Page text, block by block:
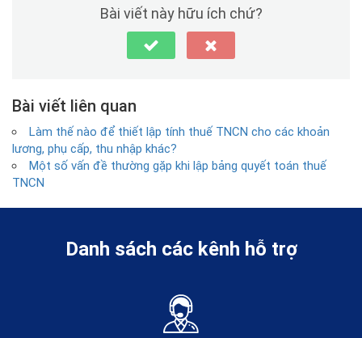
Bài viết này hữu ích chứ?
Bài viết liên quan
Làm thế nào để thiết lập tính thuế TNCN cho các khoản
lương, phụ cấp, thu nhập khác?
Một số vấn đề thường gặp khi lập bảng quyết toán thuế
TNCN
Danh sách các kênh hỗ trợ